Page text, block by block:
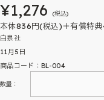
¥1,276 (税込)
本体836円(税込)＋有償特
白泉社
11月5日
商品コード：BL-004
数量：